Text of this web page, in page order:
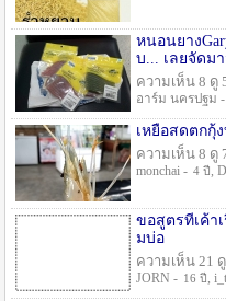
หนอนยาง
บ... เลยจัดม
ความเห็น 8 ดู
อาร์ม นครปฐม -
เหยื่อสดตกกุ้
ความเห็น 8 ดู
monchai - 4 ปี ,
ขอสูตรที่เค้า
มบ่อ
ความเห็น 21
JORN - 16 ปี ,